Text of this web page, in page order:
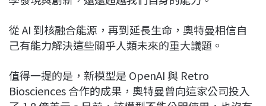
從 AI 到核融合能源，再到延長生命，奧特曼相信自
己有能力解決這些關乎人類未來的重大議題。
值得一提的是，新模型是 OpenAI 與 Retro
Biosciences 合作的成果，奧特曼曾向這家公司投入